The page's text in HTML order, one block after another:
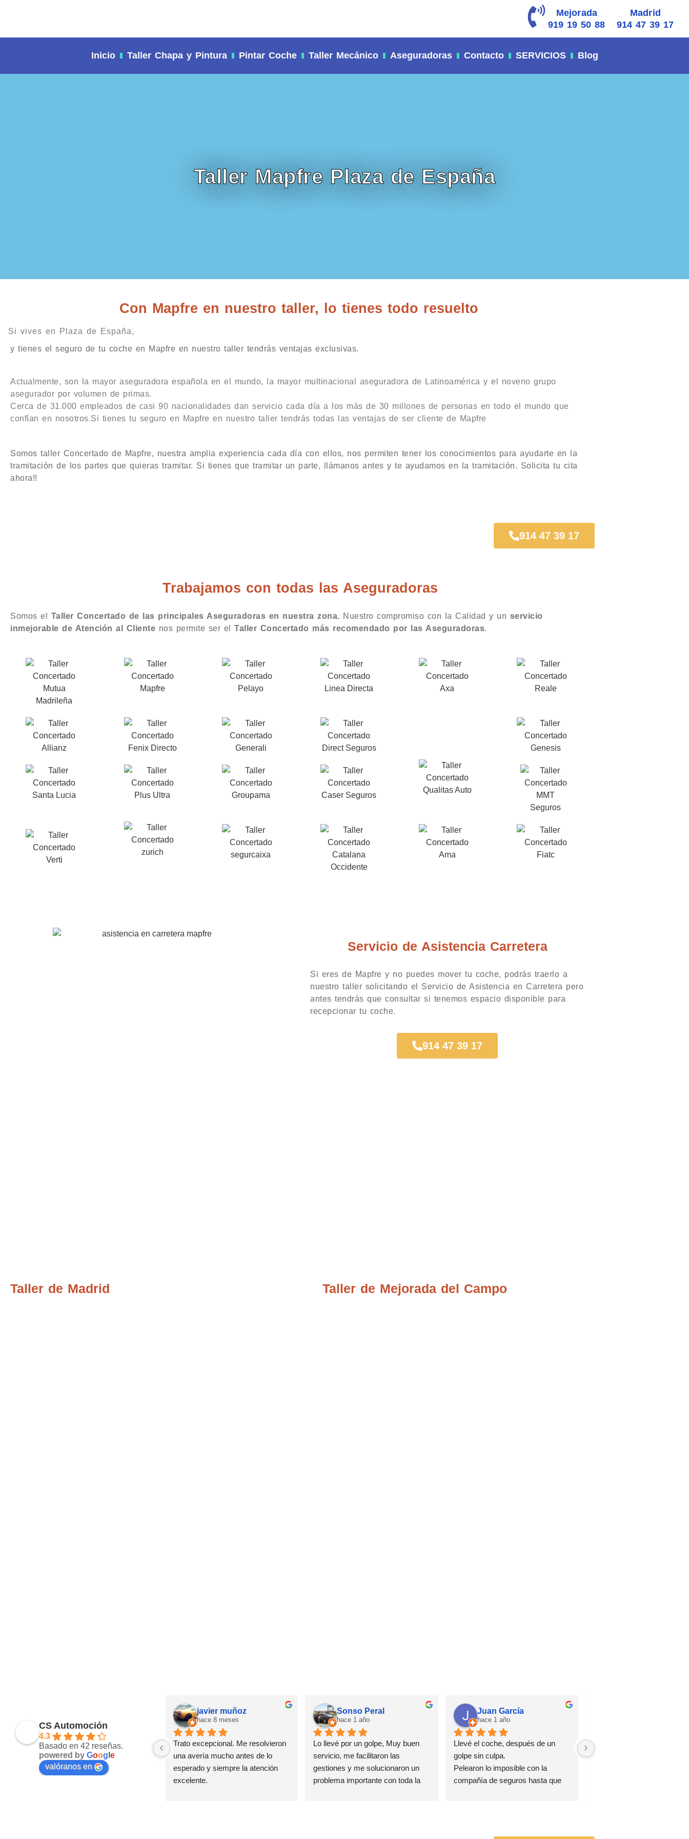
Mejorada
919 19 50 88
Madrid
914 47 39 17
Inicio Taller Chapa y Pintura Pintar Coche Taller Mecánico Aseguradoras Contacto SERVICIOS Blog
Taller Mapfre Plaza de España
Con Mapfre en nuestro taller, lo tienes todo resuelto
Si vives en Plaza de España,
y tienes el seguro de tu coche en Mapfre en nuestro taller tendrás ventajas exclusivas.
Actualmente, son la mayor aseguradora española en el mundo, la mayor multinacional aseguradora de Latinoamérica y el noveno grupo
asegurador por volumen de primas.
Cerca de 31.000 empleados de casi 90 nacionalidades dan servicio cada día a los más de 30 millones de personas en todo el mundo que
confían en nosotros.Si tienes tu seguro en Mapfre en nuestro taller tendrás todas las ventajas de ser cliente de Mapfre
Somos taller Concertado de Mapfre, nuestra amplia experiencia cada día con ellos, nos permiten tener los conocimientos para ayudarte en la
tramitación de los partes que quieras tramitar. Si tienes que tramitar un parte, llámanos antes y te ayudamos en la tramitación. Solicita tu cita
ahora!!
914 47 39 17
Trabajamos con todas las Aseguradoras
Somos el Taller Concertado de las principales Aseguradoras en nuestra zona. Nuestro compromiso con la Calidad y un servicio
inmejorable de Atención al Cliente nos permite ser el Taller Concertado más recomendado por las Aseguradoras.
Servicio de Asistencia Carretera
Si eres de Mapfre y no puedes mover tu coche, podrás traerlo a
nuestro taller solicitando el Servicio de Asistencia en Carretera pero
antes tendrás que consultar si tenemos espacio disponible para
recepcionar tu coche.
914 47 39 17
Taller de Madrid Taller de Mejorada del Campo
CS Automoción
4.3
Basado en 42 reseñas.
powered by Goog e
valóranos en
javier muñoz
hace 8 meses
Trato excepcional. Me resolvieron
una avería mucho antes de lo
esperado y siempre la atención
excelente.
Sonso Peral
hace 1 año
Lo llevé por un golpe, Muy buen
servicio, me facilitaron las
gestiones y me solucionaron un
problema importante con toda la
Juan García
hace 1 año
Llevé el coche, después de un
golpe sin culpa.
Pelearon lo imposible con la
compañía de seguros hasta que
Confianza ciega, trato